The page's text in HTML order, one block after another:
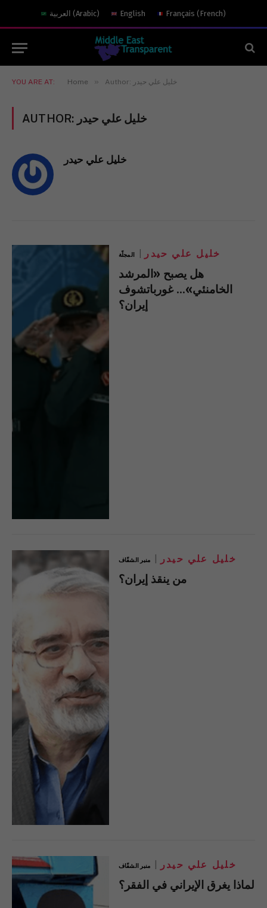
العربية (Arabic) English Français (French)
YOU ARE AT: Home » Author: خليل علي حيدر
AUTHOR: خليل علي حيدر
خليل علي حيدر
المجلّة خليل علي حيدر
هل يصبح «المرشد
الخامنئي»… غورباتشوف
إيران؟
منبر الشفّاف خليل علي حيدر
من ينقذ إيران؟
منبر الشفّاف خليل علي حيدر
لماذا يغرق الإيراني في الفقر؟